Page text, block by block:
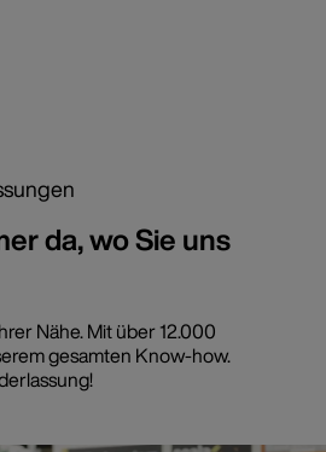
da, wo Sie uns
Nähe. Mit über 12.000
gesamten Know-how.